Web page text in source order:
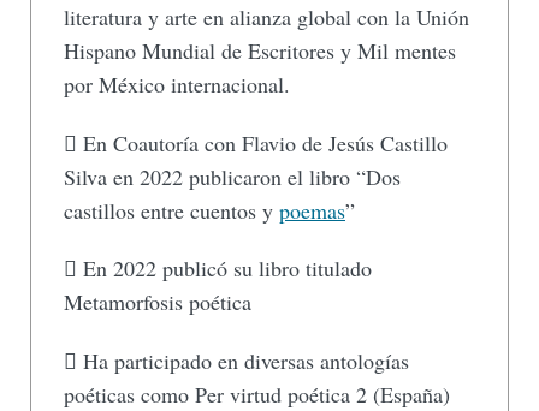
literatura y arte en alianza global con la Unión
Hispano Mundial de Escritores y Mil mentes
por México internacional.
 En Coautoría con Flavio de Jesús Castillo
Silva en 2022 publicaron el libro “Dos
castillos entre cuentos y poemas”
 En 2022 publicó su libro titulado
Metamorfosis poética
 Ha participado en diversas antologías
poéticas como Per virtud poética 2 (España)